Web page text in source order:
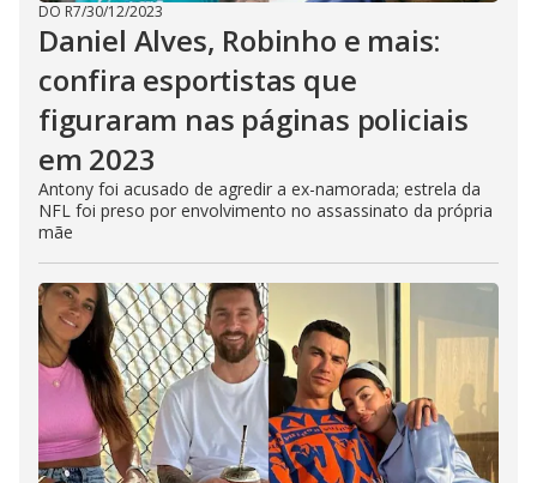
DO R7/30/12/2023
Daniel Alves, Robinho e mais:
confira esportistas que
figuraram nas páginas policiais
em 2023
Antony foi acusado de agredir a ex-namorada; estrela da
NFL foi preso por envolvimento no assassinato da própria
mãe